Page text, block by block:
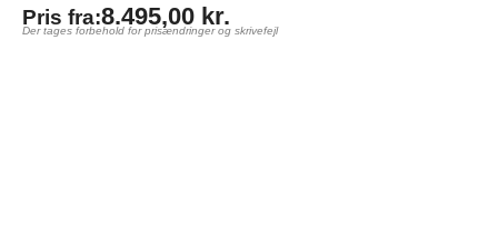
Pris fra:8.495,00 kr.
Der tages forbehold for prisændringer og skrivefejl